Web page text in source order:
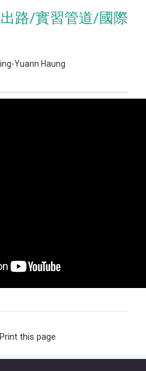
路/實習管道/國際
Yuann Haung
Print this page